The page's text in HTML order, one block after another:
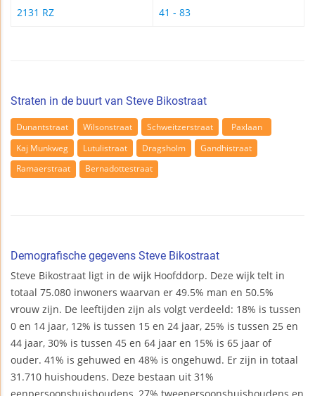
2131 RZ 41 - 83
Straten in de buurt van Steve Bikostraat
Dunantstraat Wilsonstraat Schweitzerstraat
Paxlaan
Kaj Munkweg
Lutulistraat Dragsholm
Gandhistraat
Ramaerstraat
Bernadottestraat
Demografische gegevens Steve Bikostraat
Steve Bikostraat ligt in de wijk Hoofddorp. Deze wijk telt in
totaal 75.080 inwoners waarvan er 49.5% man en 50.5%
vrouw zijn. De leeftijden zijn als volgt verdeeld: 18% is tussen
0 en 14 jaar, 12% is tussen 15 en 24 jaar, 25% is tussen 25 en
44 jaar, 30% is tussen 45 en 64 jaar en 15% is 65 jaar of
ouder. 41% is gehuwed en 48% is ongehuwd. Er zijn in totaal
31.710 huishoudens. Deze bestaan uit 31%